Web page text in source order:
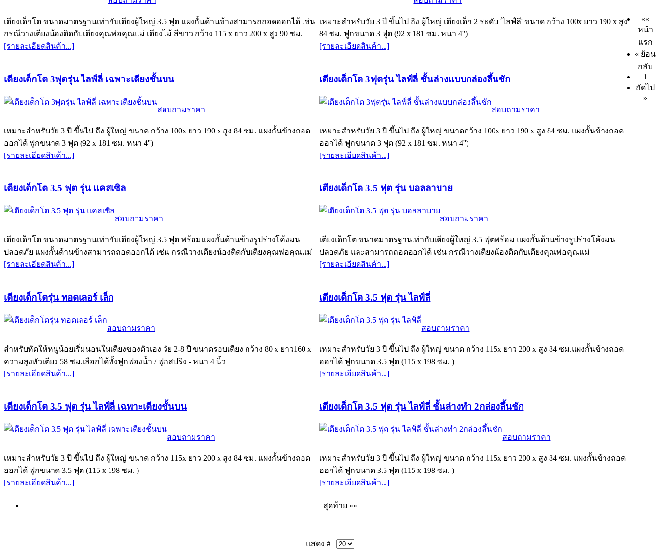
เตียงเด็กโต ขนาดมาตรฐานเท่ากับเตียงผู้ใหญ่ 3.5 ฟุต แผงกั้นด้านข้างสามารถถอดออกได้ เช่น
กรณีวางเตียงน้องติดกับเตียงคุณพ่อคุณแม่ เตียงไม้ สีขาว กว้าง 115 x ยาว 200 x สูง 90 ซม.
[รายละเอียดสินค้า...]
เหมาะสำหรับวัย 3 ปี ขึ้นไป ถึง ผู้ใหญ่ เตียงเด็ก 2 ระดับ 'ไลฟ์ลี' ขนาด กว้าง 100x ยาว 190 x สูง
84 ซม. ฟูกขนาด 3 ฟุต (92 x 181 ซม. หนา 4'')
[รายละเอียดสินค้า...]
เตียงเด็กโต 3ฟุตรุ่น ไลฟ์ลี่ เฉพาะเตียงชั้นบน
สอบถามราคา
เหมาะสำหรับวัย 3 ปี ขึ้นไป ถึง ผู้ใหญ่ ขนาด กว้าง 100x ยาว 190 x สูง 84 ซม. แผงกั้นข้างถอด
ออกได้ ฟูกขนาด 3 ฟุต (92 x 181 ซม. หนา 4'')
[รายละเอียดสินค้า...]
เตียงเด็กโต 3ฟุตรุ่น ไลฟ์ลี่ ชั้นล่างแบบกล่องลึ้นชัก
สอบถามราคา
เหมาะสำหรับวัย 3 ปี ขึ้นไป ถึง ผู้ใหญ่ ขนาดกว้าง 100x ยาว 190 x สูง 84 ซม. แผงกั้นข้างถอด
ออกได้ ฟูกขนาด 3 ฟุต (92 x 181 ซม. หนา 4'')
[รายละเอียดสินค้า...]
เตียงเด็กโต 3.5 ฟุต รุ่น แคสเซิล
สอบถามราคา
เตียงเด็กโต ขนาดมาตรฐานเท่ากับเตียงผู้ใหญ่ 3.5 ฟุต พร้อมแผงกั้นด้านข้างรูปร่างโค้งมน
ปลอดภัย แผงกั้นด้านข้างสามารถถอดออกได้ เช่น กรณีวางเตียงน้องติดกับเตียงคุณพ่อคุณแม่
[รายละเอียดสินค้า...]
เตียงเด็กโต 3.5 ฟุต รุ่น บอลลาบาย
สอบถามราคา
เตียงเด็กโต ขนาดมาตรฐานเท่ากับเตียงผู้ใหญ่ 3.5 ฟุตพร้อม แผงกั้นด้านข้างรูปร่างโค้งมน
ปลอดภัย และสามารถถอดออกได้ เช่น กรณีวางเตียงน้องติดกับเตียงคุณพ่อคุณแม่
[รายละเอียดสินค้า...]
เตียงเด็กโตรุ่น ทอดเลอร์ เล็ก
สอบถามราคา
สำหรับหัดให้หนูน้อยเริ่มนอนในเตียงของตัวเอง วัย 2-8 ปี ขนาดรอบเตียง กว้าง 80 x ยาว160 x
ความสูงหัวเตียง 58 ซม.เลือกได้ทั้งฟูกฟองน้ำ / ฟูกสปริง - หนา 4 นิ้ว
[รายละเอียดสินค้า...]
เตียงเด็กโต 3.5 ฟุต รุ่น ไลฟ์ลี่
สอบถามราคา
เหมาะสำหรับวัย 3 ปี ขึ้นไป ถึง ผู้ใหญ่ ขนาด กว้าง 115x ยาว 200 x สูง 84 ซม.แผงกั้นข้างถอด
ออกได้ ฟูกขนาด 3.5 ฟุต (115 x 198 ซม. )
[รายละเอียดสินค้า...]
เตียงเด็กโต 3.5 ฟุต รุ่น ไลฟ์ลี่ เฉพาะเตียงชั้นบน
สอบถามราคา
เหมาะสำหรับวัย 3 ปี ขึ้นไป ถึง ผู้ใหญ่ ขนาด กว้าง 115x ยาว 200 x สูง 84 ซม. แผงกั้นข้างถอด
ออกได้ ฟูกขนาด 3.5 ฟุต (115 x 198 ซม. )
[รายละเอียดสินค้า...]
เตียงเด็กโต 3.5 ฟุต รุ่น ไลฟ์ลี่ ชั้นล่างทำ 2กล่องลึ้นชัก
สอบถามราคา
เหมาะสำหรับวัย 3 ปี ขึ้นไป ถึง ผู้ใหญ่ ขนาด กว้าง 115x ยาว 200 x สูง 84 ซม. แผงกั้นข้างถอด
ออกได้ ฟูกขนาด 3.5 ฟุต (115 x 198 ซม. )
[รายละเอียดสินค้า...]
««
หน้า
แรก
« ย้อน
กลับ
1
ถัดไป
»
สุดท้าย »»
แสดง #